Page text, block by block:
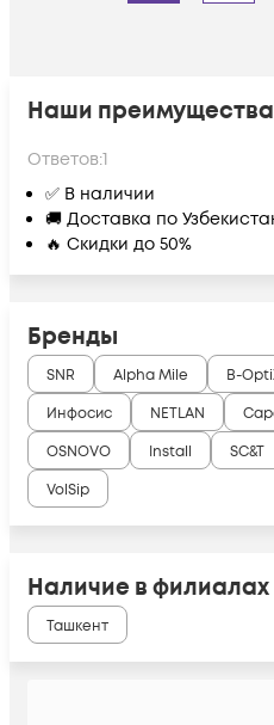
Наши преимущества
Ответов:1
✅ В наличии
🚚 Доставка по
🔥 Скидки до 50%
Бренды
SNR Alpha Mile B-
Инфосис
NETLAN
OSNOVO
Install SC&T
VolSip
Наличие в филиалах
Ташкент